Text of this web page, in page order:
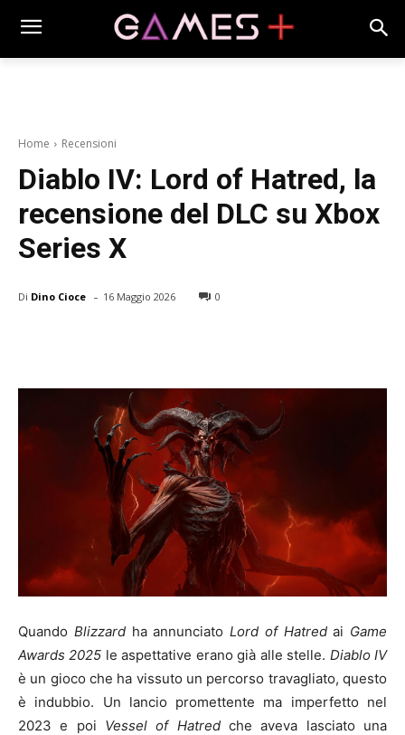
Home Recensioni
Diablo IV: Lord of Hatred, la
recensione del DLC su Xbox
Series X
Di Dino Cioce - 16 Maggio 2026 0
Quando Blizzardha annunciato Lord of Hatredai Game
Awards 2025 le aspettative erano già alle stelle. Diablo IV
è un gioco che ha vissuto un percorso travagliato, questo
è indubbio. Un lancio promettente ma imperfetto nel
2023 e poi Vessel of Hatredche aveva lasciato una